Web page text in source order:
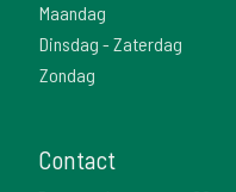
Maandag
Dinsdag - Zaterdag
Zondag
Contact